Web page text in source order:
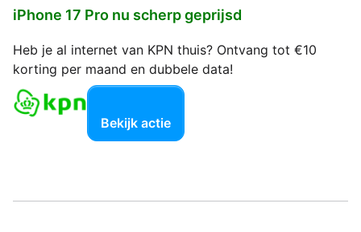
iPhone 17 Pro nu scherp geprijsd
Heb je al internet van KPN thuis? Ontvang tot €10
korting per maand en dubbele data!
Bekijk actie